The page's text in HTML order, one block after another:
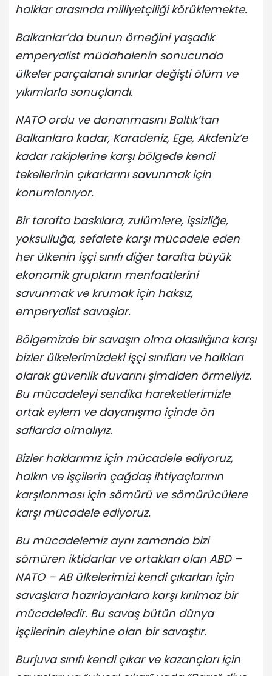
halklar arasında milliyetçiliği körüklemekte.
Balkanlar’da bunun örneğini yaşadık
emperyalist müdahalenin sonucunda
ülkeler parçalandı sınırlar değişti ölüm ve
yıkımlarla sonuçlandı.
NATO ordu ve donanmasını Baltık’tan
Balkanlara kadar, Karadeniz, Ege, Akdeniz’e
kadar rakiplerine karşı bölgede kendi
tekellerinin çıkarlarını savunmak için
konumlanıyor.
Bir tarafta baskılara, zulümlere, işsizliğe,
yoksulluğa, sefalete karşı mücadele eden
her ülkenin işçi sınıfı diğer tarafta büyük
ekonomik grupların menfaatlerini
savunmak ve krumak için haksız,
emperyalist savaşlar.
Bölgemizde bir savaşın olma olasılığına karşı
bizler ülkelerimizdeki işçi sınıfları ve halkları
olarak güvenlik duvarını şimdiden örmeliyiz.
Bu mücadeleyi sendika hareketlerimizle
ortak eylem ve dayanışma içinde ön
saflarda olmalıyız.
Bizler haklarımız için mücadele ediyoruz,
halkın ve işçilerin çağdaş ihtiyaçlarının
karşılanması için sömürü ve sömürücülere
karşı mücadele ediyoruz.
Bu mücadelemiz aynı zamanda bizi
sömüren iktidarlar ve ortakları olan ABD –
NATO – AB ülkelerimizi kendi çıkarları için
savaşlara hazırlayanlara karşı kırılmaz bir
mücadeledir. Bu savaş bütün dünya
işçilerinin aleyhine olan bir savaştır.
Burjuva sınıfı kendi çıkar ve kazançları için